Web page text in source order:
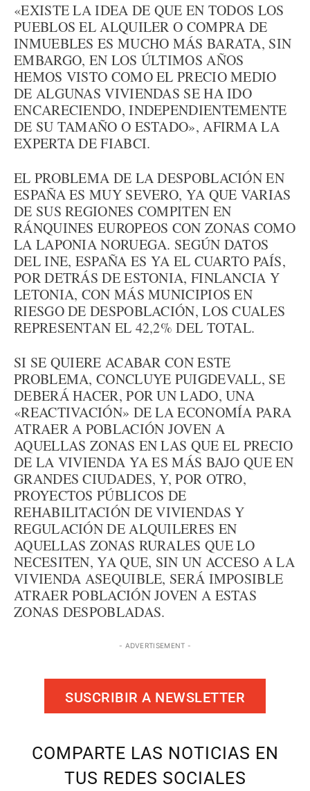
«EXISTE LA IDEA DE QUE EN TODOS LOS
PUEBLOS EL ALQUILER O COMPRA DE
INMUEBLES ES MUCHO MÁS BARATA, SIN
EMBARGO, EN LOS ÚLTIMOS AÑOS
HEMOS VISTO COMO EL PRECIO MEDIO
DE ALGUNAS VIVIENDAS SE HA IDO
ENCARECIENDO, INDEPENDIENTEMENTE
DE SU TAMAÑO O ESTADO», AFIRMA LA
EXPERTA DE FIABCI.
EL PROBLEMA DE LA DESPOBLACIÓN EN
ESPAÑA ES MUY SEVERO, YA QUE VARIAS
DE SUS REGIONES COMPITEN EN
RÁNQUINES EUROPEOS CON ZONAS COMO
LA LAPONIA NORUEGA. SEGÚN DATOS
DEL INE, ESPAÑA ES YA EL CUARTO PAÍS,
POR DETRÁS DE ESTONIA, FINLANCIA Y
LETONIA, CON MÁS MUNICIPIOS EN
RIESGO DE DESPOBLACIÓN, LOS CUALES
REPRESENTAN EL 42,2% DEL TOTAL.
SI SE QUIERE ACABAR CON ESTE
PROBLEMA, CONCLUYE PUIGDEVALL, SE
DEBERÁ HACER, POR UN LADO, UNA
«REACTIVACIÓN» DE LA ECONOMÍA PARA
ATRAER A POBLACIÓN JOVEN A
AQUELLAS ZONAS EN LAS QUE EL PRECIO
DE LA VIVIENDA YA ES MÁS BAJO QUE EN
GRANDES CIUDADES, Y, POR OTRO,
PROYECTOS PÚBLICOS DE
REHABILITACIÓN DE VIVIENDAS Y
REGULACIÓN DE ALQUILERES EN
AQUELLAS ZONAS RURALES QUE LO
NECESITEN, YA QUE, SIN UN ACCESO A LA
VIVIENDA ASEQUIBLE, SERÁ IMPOSIBLE
ATRAER POBLACIÓN JOVEN A ESTAS
ZONAS DESPOBLADAS.
- ADVERTISEMENT -
SUSCRIBIR A NEWSLETTER
COMPARTE LAS NOTICIAS EN
TUS REDES SOCIALES